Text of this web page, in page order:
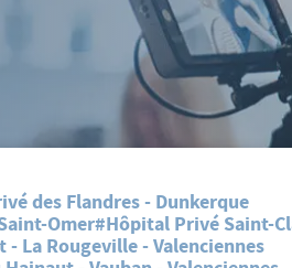
des Flandres - Dunkerque
Omer#Hôpital Privé Saint-
- La Rougeville - Valenciennes